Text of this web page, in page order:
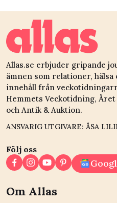
Allas.se erbjuder gripande
ämnen som relationer, hälsa
innehåll från
Hemmets Veckotidning,
och Antik & Auktion.
ANSVARIG UTGIVARE: ÅSA
Följ oss
Om Allas